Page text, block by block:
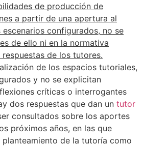
de producción de
a partir de una apertura al
configurados, no se
de ello ni en la normativa
de los tutores.
de los espacios tutoriales,
y no se explicitan
críticas o interrogantes
dos respuestas que dan un tutor
consultados sobre los aportes
próximos años, en las que
planteamiento de la tutoría como